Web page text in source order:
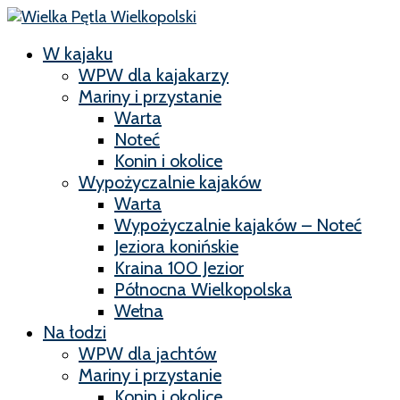
W kajaku
WPW dla kajakarzy
Mariny i przystanie
Warta
Noteć
Konin i okolice
Wypożyczalnie kajaków
Warta
Wypożyczalnie kajaków – Noteć
Jeziora konińskie
Kraina 100 Jezior
Północna Wielkopolska
Wełna
Na łodzi
WPW dla jachtów
Mariny i przystanie